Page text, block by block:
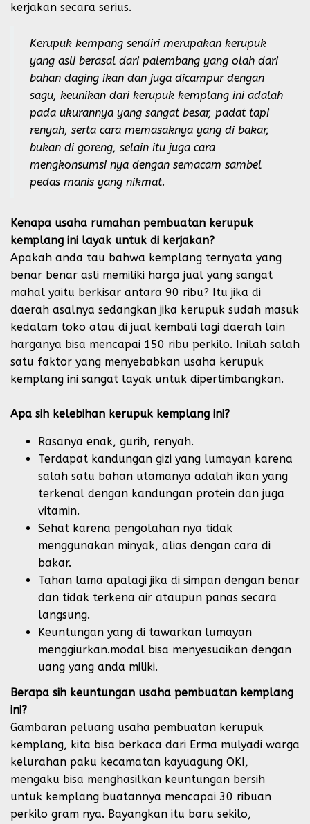
kerjakan secara serius.
Kerupuk kempang sendiri merupakan kerupuk
yang asli berasal dari palembang yang olah dari
bahan daging ikan dan juga dicampur dengan
sagu, keunikan dari kerupuk kemplang ini adalah
pada ukurannya yang sangat besar, padat tapi
renyah, serta cara memasaknya yang di bakar,
bukan di goreng, selain itu juga cara
mengkonsumsi nya dengan semacam sambel
pedas manis yang nikmat.
Kenapa usaha rumahan pembuatan kerupuk
kemplang ini layak untuk di kerjakan?
Apakah anda tau bahwa kemplang ternyata yang
benar benar asli memiliki harga jual yang sangat
mahal yaitu berkisar antara 90 ribu? Itu jika di
daerah asalnya sedangkan jika kerupuk sudah masuk
kedalam toko atau di jual kembali lagi daerah lain
harganya bisa mencapai 150 ribu perkilo. Inilah salah
satu faktor yang menyebabkan usaha kerupuk
kemplang ini sangat layak untuk dipertimbangkan.
Apa sih kelebihan kerupuk kemplang ini?
Rasanya enak, gurih, renyah.
Terdapat kandungan gizi yang lumayan karena
salah satu bahan utamanya adalah ikan yang
terkenal dengan kandungan protein dan juga
vitamin.
Sehat karena pengolahan nya tidak
menggunakan minyak, alias dengan cara di
bakar.
Tahan lama apalagi jika di simpan dengan benar
dan tidak terkena air ataupun panas secara
langsung.
Keuntungan yang di tawarkan lumayan
menggiurkan.modal bisa menyesuaikan dengan
uang yang anda miliki.
Berapa sih keuntungan usaha pembuatan kemplang
ini?
Gambaran peluang usaha pembuatan kerupuk
kemplang, kita bisa berkaca dari Erma mulyadi warga
kelurahan paku kecamatan kayuagung OKI,
mengaku bisa menghasilkan keuntungan bersih
untuk kemplang buatannya mencapai 30 ribuan
perkilo gram nya. Bayangkan itu baru sekilo,